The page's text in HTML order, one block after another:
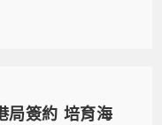
局簽約 培育海